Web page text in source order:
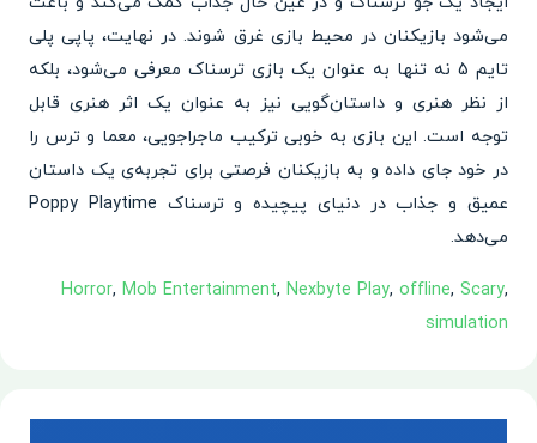
می‌شود بازیکنان در محیط بازی غرق شوند. در نهایت، پاپی پلی
تایم 5 نه تنها به عنوان یک بازی ترسناک معرفی می‌شود، بلکه
از نظر هنری و داستان‌گویی نیز به عنوان یک اثر هنری قابل
توجه است. این بازی به خوبی ترکیب ماجراجویی، معما و ترس را
در خود جای داده و به بازیکنان فرصتی برای تجربه‌ی یک داستان
عمیق و جذاب در دنیای پیچیده و ترسناک Poppy Playtime
می‌دهد.
Horror, Mob Entertainment, Nexbyte Play, offline, Scary,
simulation